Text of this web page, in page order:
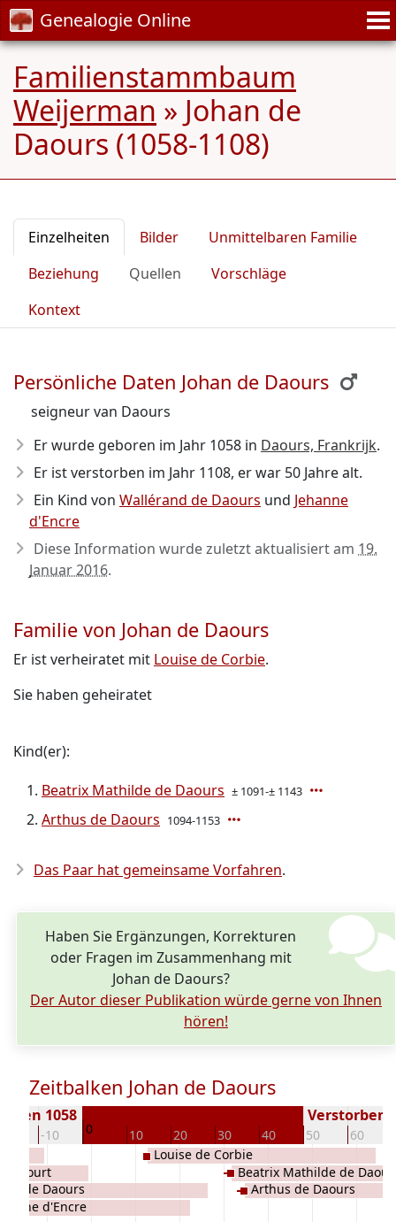
Genealogie Online
Familienstammbaum
Weijerman » Johan de
Daours (1058-1108)
Einzelheiten Bilder
Unmittelbaren Familie
Beziehung
Quellen
Vorschläge
Kontext
Persönliche Daten Johan de Daours
seigneur van Daours
Er wurde geboren im Jahr 1058 in Daours, Frankrijk.
Er ist verstorben im Jahr 1108, er war 50 Jahre alt.
Ein Kind von Wallérand de Daours und Jehanne
d'Encre
Diese Information wurde zuletzt aktualisiert am 19.
Januar 2016.
Familie von Johan de Daours
Er ist verheiratet mit Louise de Corbie.
Sie haben geheiratet
Kind(er):
Beatrix Mathilde de Daours ± 1091-± 1143
Arthus de Daours 1094-1153
Das Paar hat gemeinsame Vorfahren.
Haben Sie Ergänzungen, Korrekturen
oder Fragen im Zusammenhang mit
Johan de Daours?
Der Autor dieser Publikation würde gerne von Ihnen
hören!
Zeitbalken Johan de Daours
-10 0 10 20 30 40 50 60
1058 Verstorben
de Daours
d'Encre
Louise de Corbie
Beatrix Mathilde de
Arthus de Daours